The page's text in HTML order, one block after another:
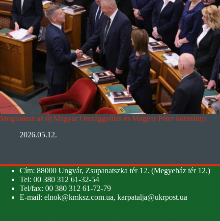
Megalakult az új Magyar Országgyűlés és Magyar Péter kormánya
2026.05.12.
Cím: 88000 Ungvár, Zsupanatszka tér 12. (Megyeház tér 12.)
Tel: 00 380 312 61-32-54
Tel/fax: 00 380 312 61-72-79
E-mail: elnok@kmksz.com.ua, karpatalja@ukrpost.ua